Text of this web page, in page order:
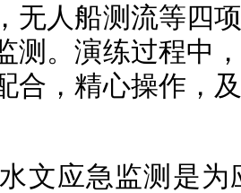
无人船测流等四
测。演练过程中
合，精心操作，
文应急监测是